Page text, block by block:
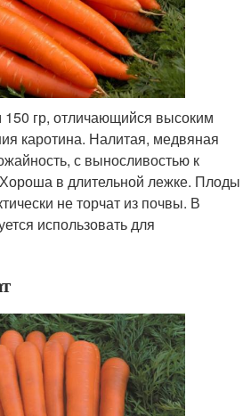
гр, отличающийся высоким
каротина. Налитая, медвяная
с выносливостью к
в длительной лежке. Плоды
не торчат из почвы. В
использовать для